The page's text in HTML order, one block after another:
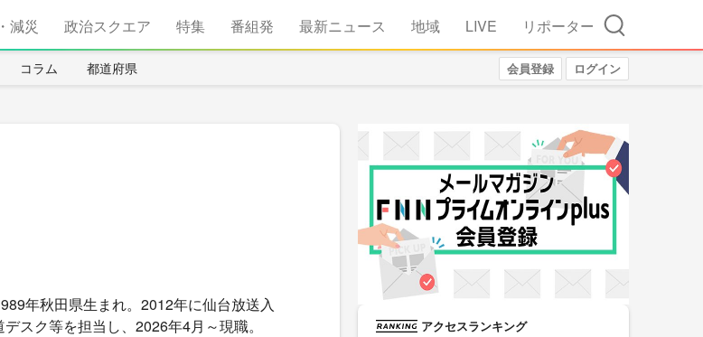
減災 政治スクエア 特集 番組発 最新ニュース 地域 LIVE リポーター 検索
コラム 都道府県 会員登録 ログイン
年秋田県生まれ。2012年に仙台放送入
スク等を担当し、2026年4月～現職。
アクセスランキング